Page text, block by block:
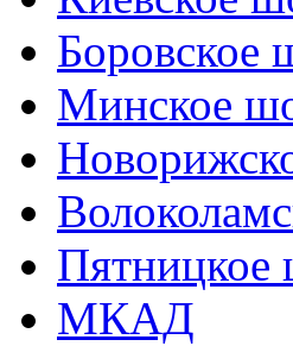
Боровское
Минское
Пятницкое
МКАД